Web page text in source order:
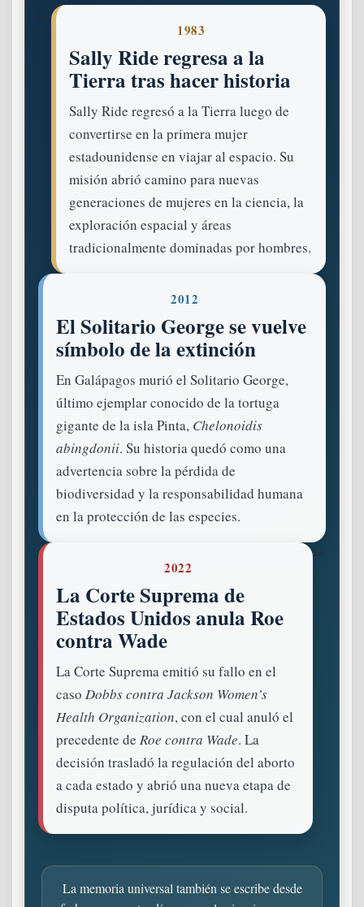
“` 1983
Sally Ride regresa a la
Tierra tras hacer historia
Sally Ride regresó a la Tierra luego de
convertirse en la primera mujer
estadounidense en viajar al espacio. Su
misión abrió camino para nuevas
generaciones de mujeres en la ciencia, la
exploración espacial y áreas
tradicionalmente dominadas por hombres.
2012
El Solitario George se vuelve
símbolo de la extinción
En Galápagos murió el Solitario George,
último ejemplar conocido de la tortuga
gigante de la isla Pinta, Chelonoidis
abingdonii. Su historia quedó como una
advertencia sobre la pérdida de
biodiversidad y la responsabilidad humana
en la protección de las especies.
2022
La Corte Suprema de
Estados Unidos anula Roe
contra Wade
La Corte Suprema emitió su fallo en el
caso Dobbs contra Jackson Women’s
Health Organization, con el cual anuló el
precedente de Roe contra Wade. La
decisión trasladó la regulación del aborto
a cada estado y abrió una nueva etapa de
disputa política, jurídica y social.
“`
La memoria universal también se escribe desde